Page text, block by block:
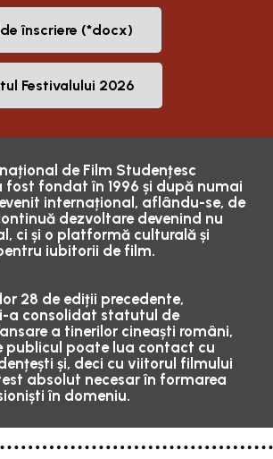
înscriere (*docx)
Festivalului 2026
de Film Studențesc
fost fondat în 1996 și după numai
internațional, aflându-se, de
dezvoltare devenind nu
ci și o platformă culturală și
iubitorii de film.
28 de ediții precedente,
a consolidat statutul de
a tinerilor cineaști români,
publicul poate lua contact cu
și, deci cu viitorul filmului
absolut necesar în formarea
în domeniu.